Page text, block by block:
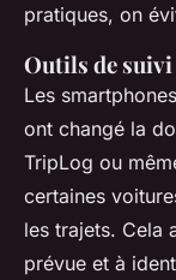
pratiques, on
Outils de
Les
ont changé la
TripLog ou
certaines
les trajets. Cela
prévue et à